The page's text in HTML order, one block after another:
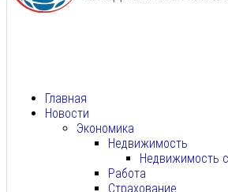
Главная
Новости
Экономика
Недвижимость
Недвижимость
Работа
Страхование